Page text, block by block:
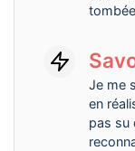
Je me
en
pas su